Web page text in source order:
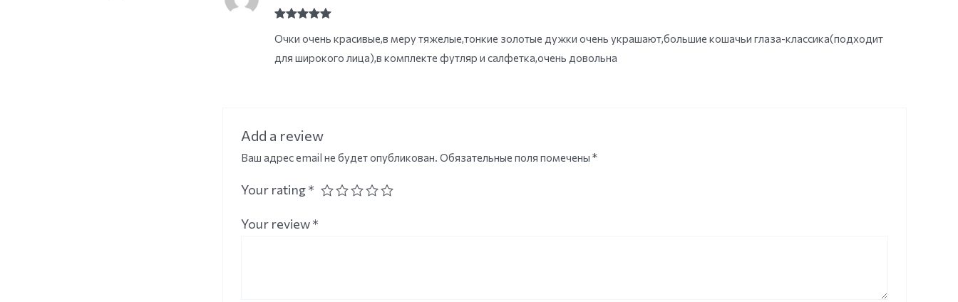
of 5
Очки очень красивые,в меру тяжелые,тонкие золотые дужки очень украшают,большие кошачьи глаза-классика(подходит
для широкого лица),в комплекте футляр и салфетка,очень довольна
Add a review
Ваш адрес email не будет опубликован. Обязательные поля помечены*
Your rating*
Your review*